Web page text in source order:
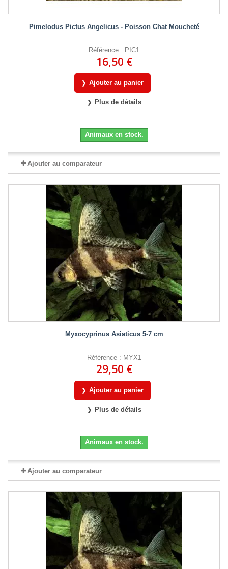
Pimelodus Pictus Angelicus - Poisson Chat Moucheté
Référence : PIC1
16,50 €
Ajouter au panier
Plus de détails
Animaux en stock.
Ajouter au comparateur
Myxocyprinus Asiaticus 5-7 cm
Référence : MYX1
29,50 €
Ajouter au panier
Plus de détails
Animaux en stock.
Ajouter au comparateur